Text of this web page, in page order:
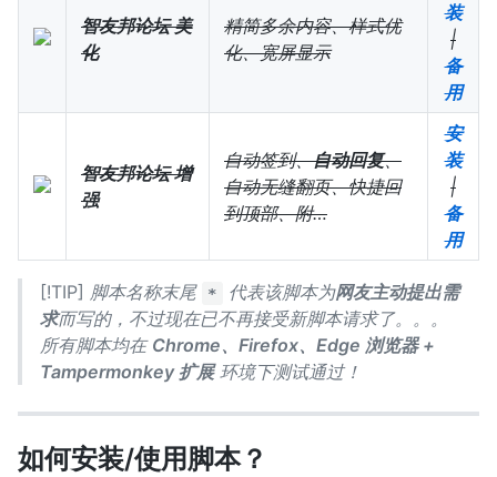
智友邦论坛 美
化
精简多余内容、样式优
化、宽屏显示
装
|
备
用
智友邦论坛 增
强
自动签到、自动回复、
自动无缝翻页、快捷回
到顶部、附…
安
装
|
备
用
[!TIP] 脚本名称末尾 * 代表该脚本为网友主动提出需
求而写的，不过现在已不再接受新脚本请求了。。。
所有脚本均在 Chrome、Firefox、Edge 浏览器 +
Tampermonkey 扩展环境下测试通过！
如何安装/使用脚本？